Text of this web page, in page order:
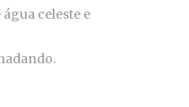
celeste e